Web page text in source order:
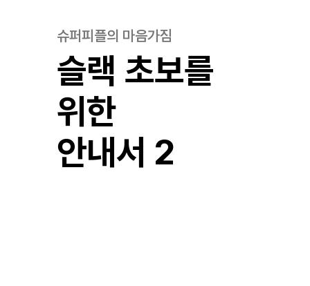
슈퍼피플의 마음가짐
슬랙 초보를
위한
​안내서 2